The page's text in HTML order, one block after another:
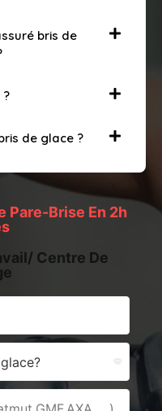
bris de
de glace ?
Pare-Brise En 2h
Centre De